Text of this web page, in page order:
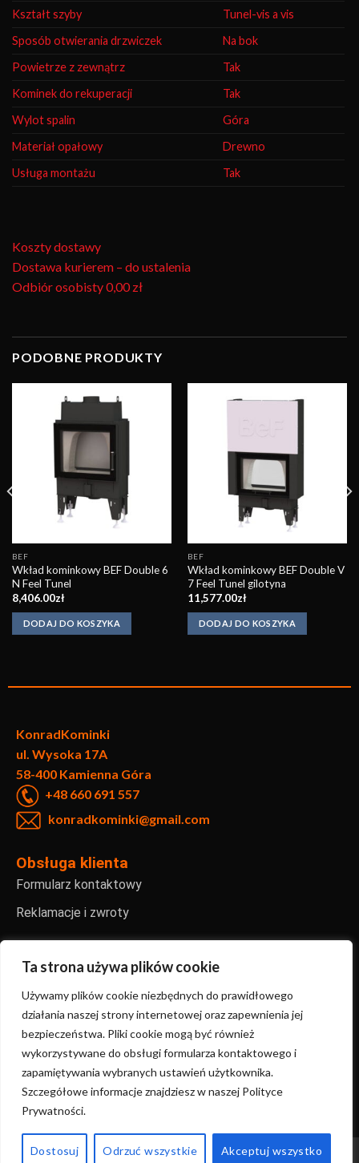
Ta strona używa plików cookie
Używamy plików cookie niezbędnych do prawidłowego
działania naszej strony internetowej oraz zapewnienia jej
bezpieczeństwa. Pliki cookie mogą być również
wykorzystywane do obsługi formularza kontaktowego i
zapamiętywania wybranych ustawień użytkownika.
Szczegółowe informacje znajdziesz w naszej Polityce
Prywatności.
Dostosuj Odrzuć wszystkie Akceptuj wszystko
Kształt szyby
Tunel-vis a vis
Sposób otwierania drzwiczek
Na bok
Powietrze z zewnątrz
Tak
Kominek do rekuperacji
Tak
Wylot spalin
Góra
Materiał opałowy
Drewno
Usługa montażu
Tak
Koszty dostawy
Dostawa kurierem – do ustalenia
Odbiór osobisty0,00 zł
PODOBNE PRODUKTY
BEF
Wkład kominkowy BEF Double 6
N Feel Tunel
8,406.00zł
DODAJ DO KOSZYKA
Obserwuj
BEF
Wkład kominkowy BEF Double V
7 Feel Tunel gilotyna
11,577.00zł
DODAJ DO KOSZYKA
KonradKominki
ul. Wysoka 17A
58-400 Kamienna Góra
+48 660 691 557
konradkominki@gmail.com
Obsługa klienta
Formularz kontaktowy
Reklamacje i zwroty
Informacje
Regulamin sklepu internetowego
Polityka prywatności
FAQ – najczęściej zadawane pytania
Copyright ©2024 KonradKominki | Stworzone przez
Sanmac.studio